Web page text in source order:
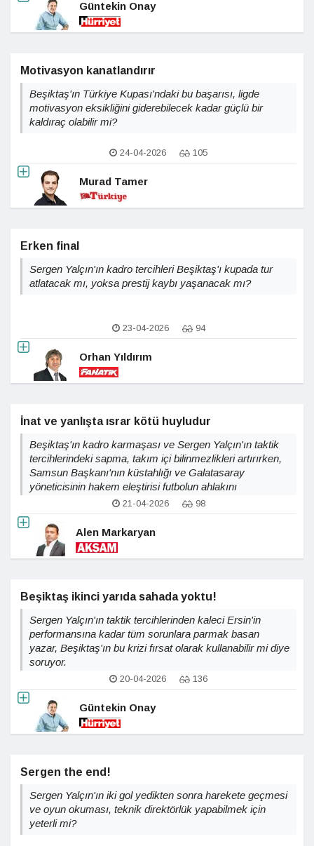
Güntekin Onay
Motivasyon kanatlandırır
Beşiktaş'ın Türkiye Kupası'ndaki bu başarısı, ligde
motivasyon eksikliğini giderebilecek kadar güçlü bir
kaldıraç olabilir mi?
24-04-2026 105
Murad Tamer
Erken final
Sergen Yalçın'ın kadro tercihleri Beşiktaş'ı kupada tur
atlatacak mı, yoksa prestij kaybı yaşanacak mı?
23-04-2026 94
Orhan Yıldırım
İnat ve yanlışta ısrar kötü huyludur
Beşiktaş'ın kadro karmaşası ve Sergen Yalçın'ın taktik
tercihlerindeki sapma, takım içi bilinmezlikleri artırırken,
Samsun Başkanı'nın küstahlığı ve Galatasaray
yöneticisinin hakem eleştirisi futbolun ahlakını
sorgulatıyor; peki, bu kaos yöneticilerin mi yoksa
21-04-2026 98
Alen Markaryan
Beşiktaş ikinci yarıda sahada yoktu!
Sergen Yalçın'ın taktik tercihlerinden kaleci Ersin'in
performansına kadar tüm sorunlara parmak basan
yazar, Beşiktaş'ın bu krizi fırsat olarak kullanabilir mi diye
soruyor.
20-04-2026 136
Güntekin Onay
Sergen the end!
Sergen Yalçın'ın iki gol yedikten sonra harekete geçmesi
ve oyun okuması, teknik direktörlük yapabilmek için
yeterli mi?